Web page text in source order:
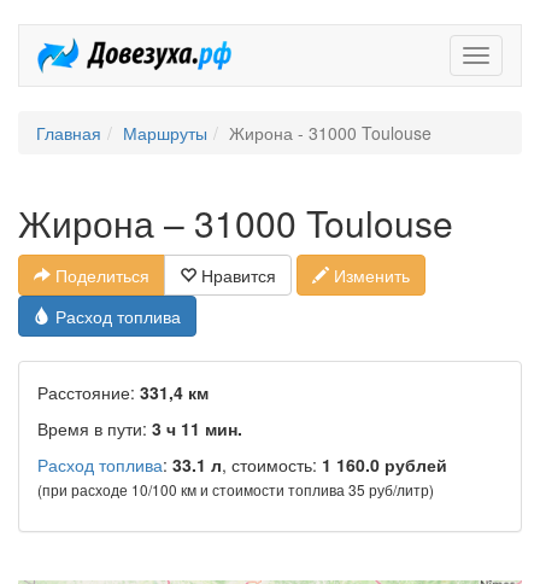
Главная Маршруты Жирона - 31000 Toulouse
Жирона – 31000 Toulouse
Поделиться Нравится
Изменить
Расход топлива
Расстояние: 331,4 км
Время в пути: 3 ч 11 мин.
Расход топлива: 33.1 л, стоимость: 1 160.0 рублей
(при расходе 10/100 км и стоимости топлива 35 руб/литр)